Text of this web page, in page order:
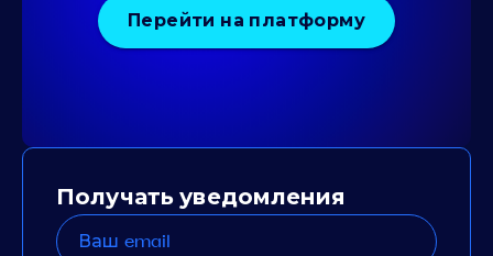
Перейти на платформу
Получать уведомления